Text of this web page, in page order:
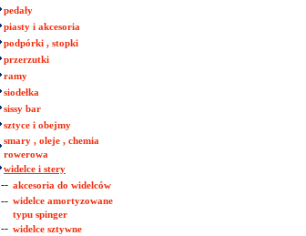
pedały
piasty i akcesoria
podpórki , stopki
przerzutki
ramy
siodełka
sissy bar
sztyce i obejmy
smary , oleje , chemia
rowerowa
widelce i stery
-- akcesoria do widelców
-- widelce amortyzowane
typu spinger
-- widelce sztywne